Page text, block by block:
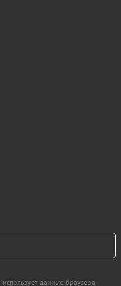
данные браузера